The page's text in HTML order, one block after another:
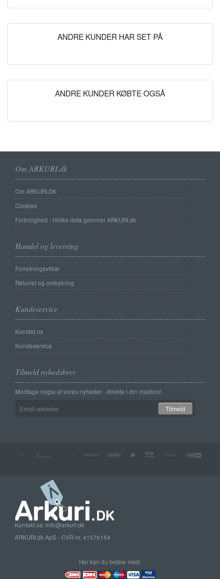
ANDRE KUNDER HAR SET PÅ
ANDRE KUNDER KØBTE OGSÅ
Om ARKURI.dk
Om ARKURI.DK
Cookies
Fortrolighed - Hvilke data gemmer ARKURI.dk
Handel og levereing
Forretningsvilkår
Returret og ombytning
Kundeservice
Kontakt os
Kundeservice
Tilmeld nyhedsbrev
Modtage nogle af vores nyheder - direkte i din mailbox!
adresse
Tilmeld
Kontakt os: info@arkuri.dk
ARKURI.dk ApS - CVR-nr. 41576154
Her kan du betale med: